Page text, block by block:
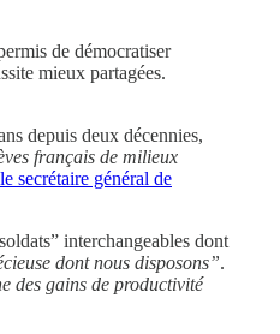
de démocratiser
mieux partagées.
depuis deux décennies,
français de milieux
secrétaire général de
interchangeables dont
dont nous disposons”.
des gains de productivité